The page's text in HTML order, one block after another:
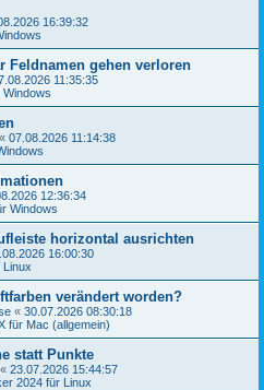
16:39:32
Feldnamen gehen verloren
11:35:35
« 07.08.2026 11:14:38
12:36:34
Windows
horizontal ausrichten
16:00:30
Linux
verändert worden?
« 30.07.2026 08:30:18
für Mac (allgemein)
statt Punkte
« 23.07.2026 15:44:57
2024 für Linux